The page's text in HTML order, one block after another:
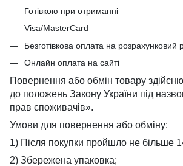
Готівкою при отриманні
Visa/MasterCard
Безготівкова оплата на розрахунковий
Онлайн оплата на сайті
Повернення або обмін товару
до положень Закону України під
прав споживачів».
Умови для повернення або обміну:
1) Після покупки пройшло не більше
2) Збережена упаковка;